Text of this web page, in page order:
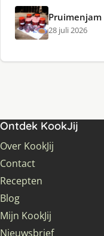
28 juli 2026
Ontdek KookJij
Over KookJij
Contact
Recepten
Blog
Mijn KookJij
Nieuwsbrief